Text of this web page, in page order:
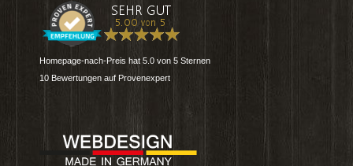
Homepage-nach-Preis hat 5.0 von 5 Sternen
10 Bewertungen auf Provenexpert